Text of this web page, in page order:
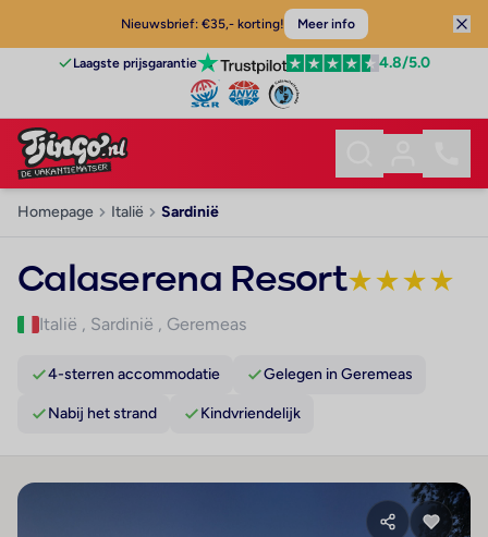
Nieuwsbrief: €35,- korting! Meer info
Laagste prijsgarantie 4.8/5.0
Homepage Italië Sardinië
Calaserena Resort★★★★
Italië , Sardinië , Geremeas
4-sterren accommodatie Gelegen in Geremeas
Nabij het strand Kindvriendelijk